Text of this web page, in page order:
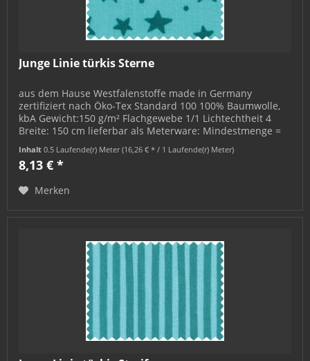
Junge Linie türkis Sterne
aus dem Hause Westfalenstoffe made in Germany
zertifiziert nach Öko-Tex Standard 100 100% Baumwolle,
kbA Gewicht:150 g/m² Flachgewebe 1/1 Lichtechtheit 4
Breite: 150 cm lieferbar als Meterware: Mindestmenge =
Inhalt0.5 Laufende(r) Meter(16,26 € * / 1 Laufende(r) Meter)
8,13 € *
Merken